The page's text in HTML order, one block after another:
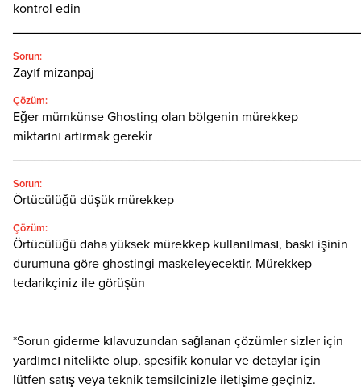
kontrol edin
Sorun:
Zayıf mizanpaj
Çözüm:
Eğer mümkünse Ghosting olan bölgenin mürekkep
miktarını artırmak gerekir
Sorun:
Örtücülüğü düşük mürekkep
Çözüm:
Örtücülüğü daha yüksek mürekkep kullanılması, baskı işinin
durumuna göre ghostingi maskeleyecektir. Mürekkep
tedarikçiniz ile görüşün
*Sorun giderme kılavuzundan sağlanan çözümler sizler için
yardımcı nitelikte olup, spesifik konular ve detaylar için
lütfen satış veya teknik temsilcinizle iletişime geçiniz.